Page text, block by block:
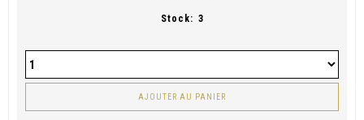
Stock: 3
AJOUTER AU PANIER